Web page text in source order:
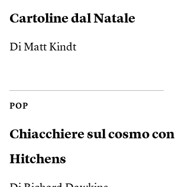
Cartoline dal Natale
Di Matt Kindt
POP
Chiacchiere sul cosmo con
Hitchens